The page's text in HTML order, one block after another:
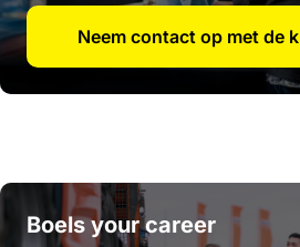
Neem contact op met de
Boels your career